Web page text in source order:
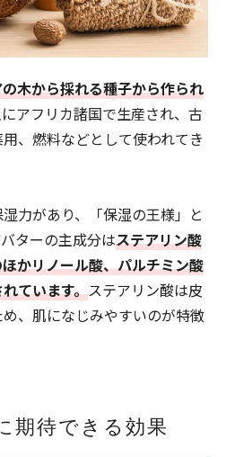
木から採れる種子から作られ
アフリカ諸国で生産され、古
、燃料などとして使われてき
力があり、「保湿の王様」と
ターの主成分はステアリン酸
かリノール酸、パルチミン酸
ています。ステアリン酸は皮
、肌になじみやすいのが特徴
期待できる効果